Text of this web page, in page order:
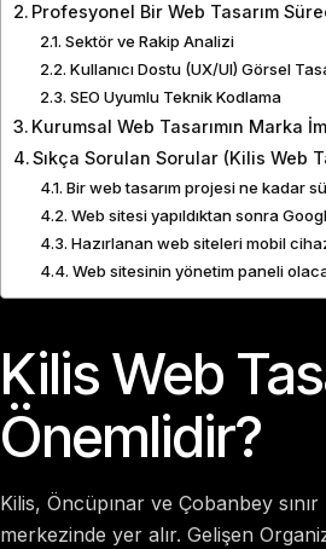
Profesyonel Bir Web Tasarım
Sektör ve Rakip Analizi
Kullanıcı Dostu (UX/UI) Görsel
SEO Uyumlu Teknik Kodlama
Kurumsal Web Tasarımın Marka
Sıkça Sorulan Sorular (Kilis Web
Bir web tasarım projesi ne kadar
Web sitesi yapıldıktan sonra
Hazırlanan web siteleri mobil
Web sitesinin yönetim paneli
Kilis Web
Önemlidir?
Kilis, Öncüpınar ve Çobanbey
merkezinde yer alır. Gelişen